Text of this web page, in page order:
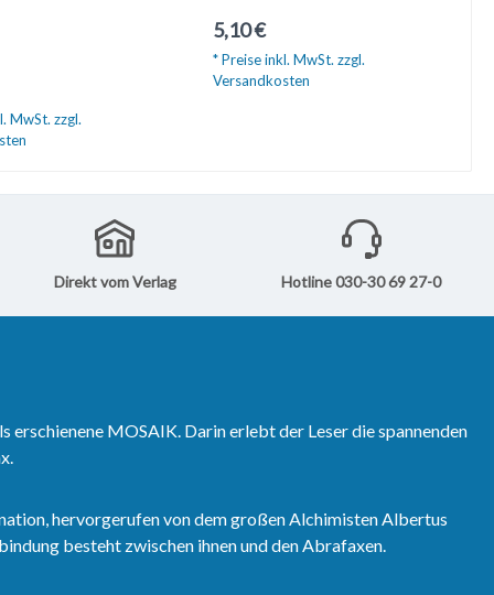
Edelsteins erzählt.
verheimlichen.
ihm die Abrafaxe
Ali mit dem
Smaragd
Preis:
MwSt. zzgl.
Regulärer Preis:
5,10 €
* Preise inkl. MwSt. zzgl.
Versandkosten
Direkt vom Verlag Hotline 030-30 69 27-0
MOSAIK. Darin erlebt der Leser die spannenden
hervorgerufen von dem großen Alchimisten Albertus
besteht zwischen ihnen und den Abrafaxen.